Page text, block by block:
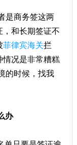
是商务签这两
和长期签证不
菲律宾海关拦
情况是非常糟糕
的时候，找我
办